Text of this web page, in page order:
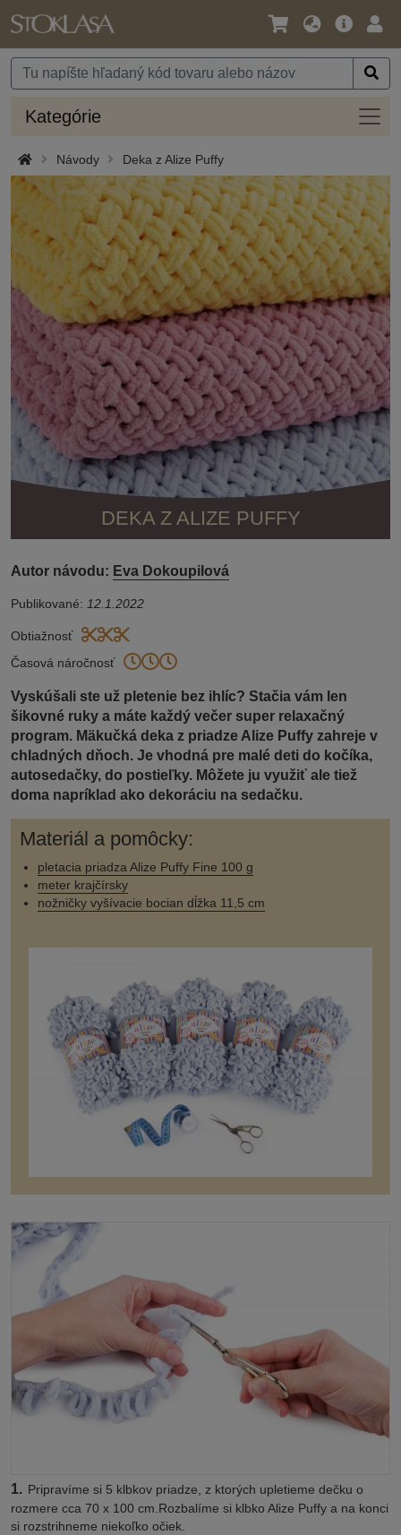
Jazyk
Mena
Hlavná
Kategórie
Návody Deka z Alize Puffy
DEKA Z ALIZE PUFFY
Autor návodu: Eva Dokoupilová
Publikované: 12.1.2022
Obtiažnosť
Časová náročnosť
Vyskúšali ste už pletenie bez ihlíc? Stačia vám len
šikovné ruky a máte každý večer super relaxačný
program. Mäkučká deka z priadze Alize Puffy zahreje v
chladných dňoch. Je vhodná pre malé deti do kočíka,
autosedačky, do postieľky. Môžete ju využiť ale tiež
doma napríklad ako dekoráciu na sedačku.
Materiál a pomôcky:
pletacia priadza Alize Puffy Fine 100 g
meter krajčírsky
nožničky vyšívacie bocian dĺžka 11,5 cm
1. Pripravíme si 5 klbkov priadze, z ktorých upletieme dečku o
rozmere cca 70 x 100 cm.Rozbalíme si klbko Alize Puffy a na konci
si rozstrihneme niekoľko očiek.